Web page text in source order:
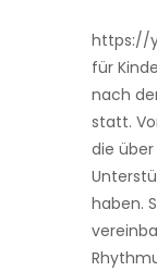
https://
für
nach
statt.
die
haben.